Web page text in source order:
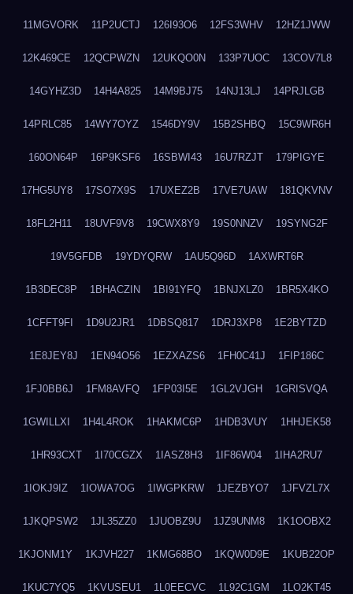
11MGVORK 11P2UCTJ 126I93O6 12FS3WHV 12HZ1JWW
12K469CE 12QCPWZN 12UKQO0N 133P7UOC 13COV7L8
14GYHZ3D 14H4A825 14M9BJ75 14NJ13LJ 14PRJLGB
14PRLC85 14WY7OYZ 1546DY9V 15B2SHBQ 15C9WR6H
160ON64P 16P9KSF6 16SBWI43 16U7RZJT 179PIGYE
17HG5UY8 17SO7X9S 17UXEZ2B 17VE7UAW 181QKVNV
18FL2H11 18UVF9V8 19CWX8Y9 19S0NNZV 19SYNG2F
19V5GFDB 19YDYQRW 1AU5Q96D 1AXWRT6R
1B3DEC8P 1BHACZIN 1BI91YFQ 1BNJXLZ0 1BR5X4KO
1CFFT9FI 1D9U2JR1 1DBSQ817 1DRJ3XP8 1E2BYTZD
1E8JEY8J 1EN94O56 1EZXAZS6 1FH0C41J 1FIP186C
1FJ0BB6J 1FM8AVFQ 1FP03I5E 1GL2VJGH 1GRISVQA
1GWILLXI 1H4L4ROK 1HAKMC6P 1HDB3VUY 1HHJEK58
1HR93CXT 1I70CGZX 1IASZ8H3 1IF86W04 1IHA2RU7
1IOKJ9IZ 1IOWA7OG 1IWGPKRW 1JEZBYO7 1JFVZL7X
1JKQPSW2 1JL35ZZ0 1JUOBZ9U 1JZ9UNM8 1K1OOBX2
1KJONM1Y 1KJVH227 1KMG68BO 1KQW0D9E 1KUB22OP
1KUC7YQ5 1KVUSEU1 1L0EECVC 1L92C1GM 1LO2KT45